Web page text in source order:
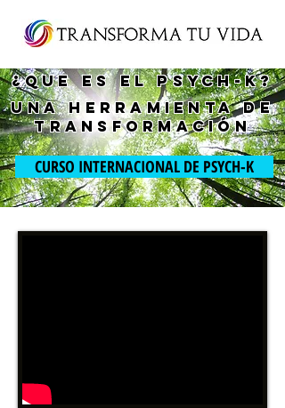
¿que es el PSYCH-K?
una herramienta de
transformación
CURSO INTERNACIONAL DE PSYCH-K